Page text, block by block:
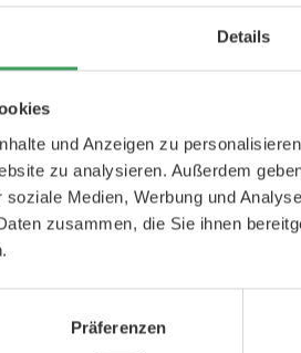
Details
und Anzeigen zu
zu analysieren. Außerdem
Medien, Werbung und
zusammen, die Sie ihnen
Präferenzen
& Curls Co-
ML
€
In-Cream
Preis 29,50 €
295,00 €
In den Warenkorb